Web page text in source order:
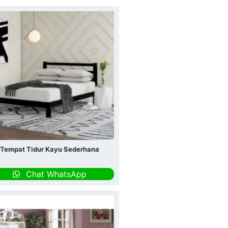
Tempat Tidur Kayu Sederhana
Chat WhatsApp